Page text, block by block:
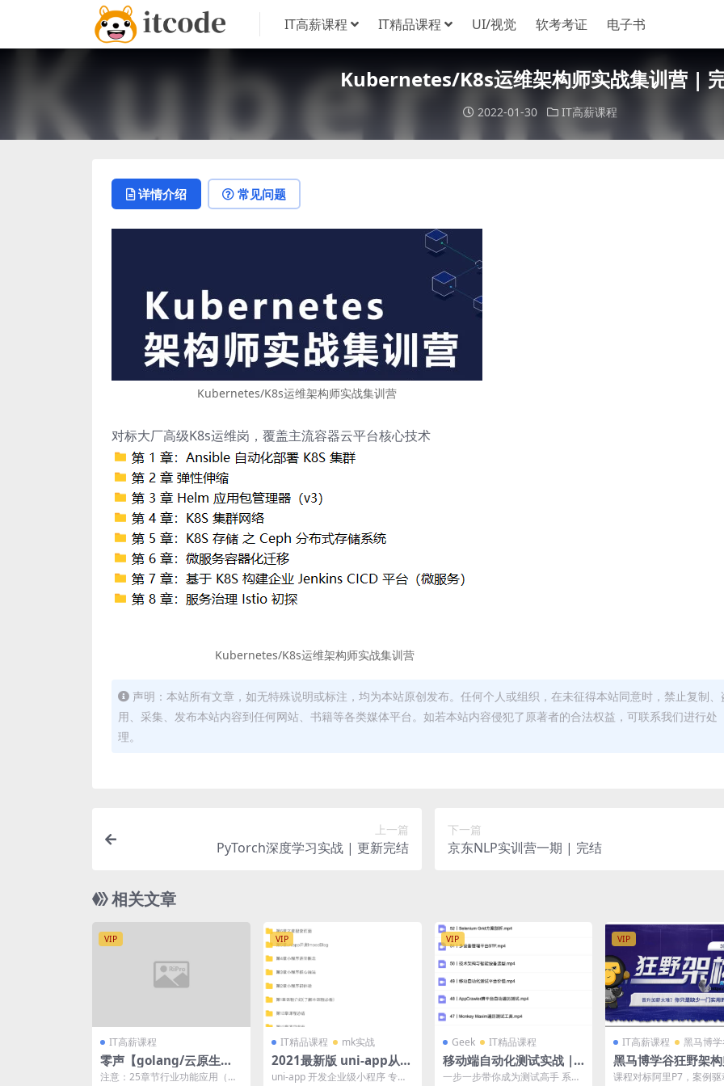
IT高薪课程 IT精品课程 UI/视觉 软考考证 电子书
Kubernetes/K8s运维架构师实战集训营 |
2022-01-30 IT高薪课程
详情介绍 常见问题
Kubernetes/K8s运维架构师实战集训营
对标大厂高级K8s运维岗，覆盖主流容器云平台核心技术
Kubernetes/K8s运维架构师实战集训营
声明：本站所有文章，如无特殊说明或标注，均为本站原创发布。任何个人或组织，在未征得本站同意时，禁止复制、
用、采集、发布本站内容到任何网站、书籍等各类媒体平台。如若本站内容侵犯了原著者的合法权益，可联系我们进行处
理。
上一篇
PyTorch深度学习实战 | 更新完结
下一篇
京东NLP实训营一期 | 完结
相关文章
VIP
IT高薪课程
零声【golang/云原生就
业课二期】（Go语言/分
注意：25章节行业功能应用（空
VIP
IT精品课程 mk实战
2021最新版 uni-app从入
门到进阶 系统完成项目实
uni-app 开发企业级小程序 专门
VIP
Geek IT精品课程
移动端自动化测试实战 |
完结
一步一步带你成为测试高手 系统
VIP
IT高薪课程 黑马博
黑马博学谷狂野架
22 (3期）| 更新完
课程对标阿里P7，案例